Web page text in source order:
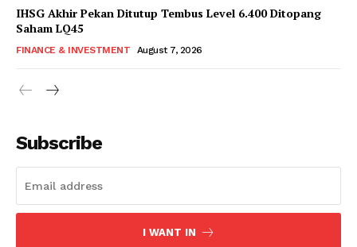
IHSG Akhir Pekan Ditutup Tembus Level 6.400 Ditopang
Saham LQ45
FINANCE & INVESTMENT August 7, 2026
Subscribe
I WANT IN